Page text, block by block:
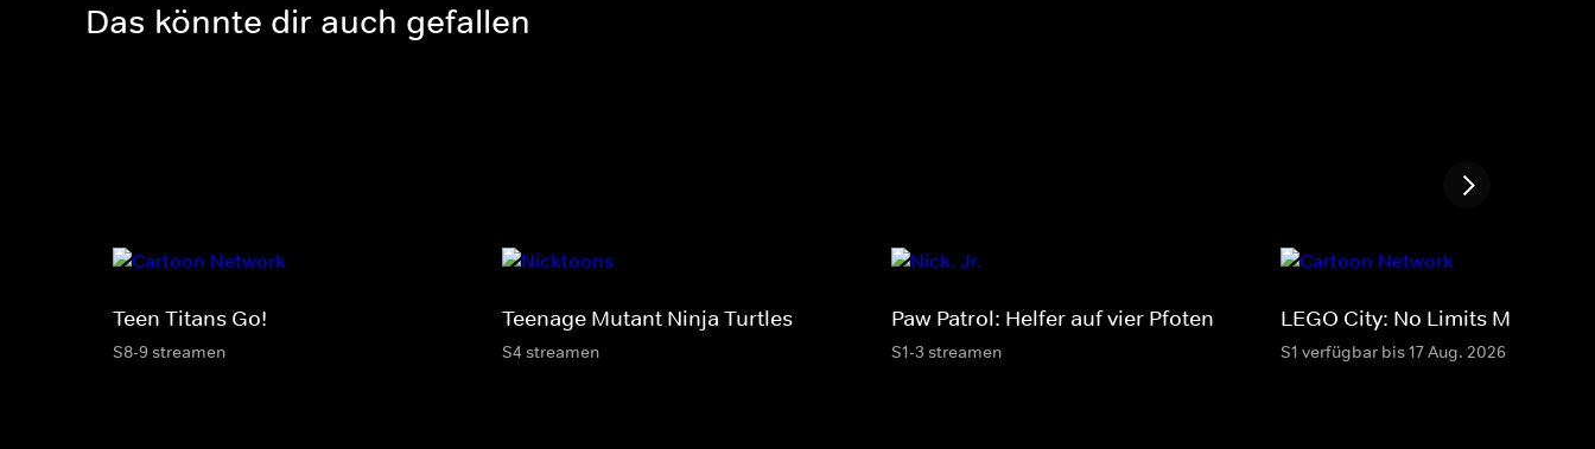
Das könnte dir auch gefallen
Teen Titans Go!
S8-9 streamen
Teenage Mutant Ninja Turtles
S4 streamen
Paw Patrol: Helfer auf vier Pfoten
S1-3 streamen
LEGO City: No Limits MAX
S1 verfügbar bis 17 Aug. 2026